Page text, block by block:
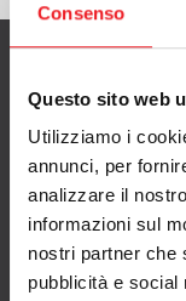
Consenso
Questo sito web
Utilizziamo i
annunci, per
analizzare il
informazioni sul
nostri partner che
pubblicità e social